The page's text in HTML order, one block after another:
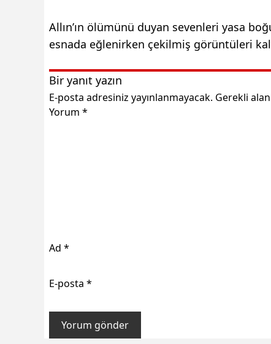
Allın’ın ölümünü duyan sevenleri yasa
esnada eğlenirken çekilmiş görüntüleri
Bir yanıt yazın
E-posta adresiniz yayınlanmayacak. Gerekli
Yorum *
Ad *
E-posta *